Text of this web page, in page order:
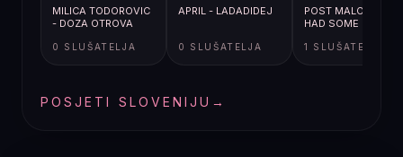
MILICA TODOROVIC
- DOZA OTROVA
0 SLUŠATELJA
APRIL - LADADIDEJ
0 SLUŠATELJA
POST MALONE / I
HAD SOME HELP
1 SLUŠATELJA
POSJETI SLOVENIJU →